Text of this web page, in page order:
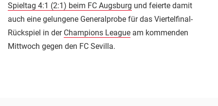
Spieltag 4:1 (2:1) beim FC Augsburg und feierte damit
auch eine gelungene Generalprobe für das Viertelfinal-
Rückspiel in der Champions League am kommenden
Mittwoch gegen den FC Sevilla.